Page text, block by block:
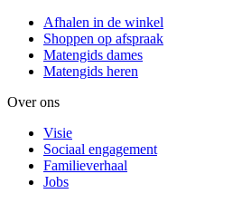
Afhalen in de winkel
Shoppen op afspraak
Matengids dames
Matengids heren
Over ons
Visie
Sociaal engagement
Familieverhaal
Jobs